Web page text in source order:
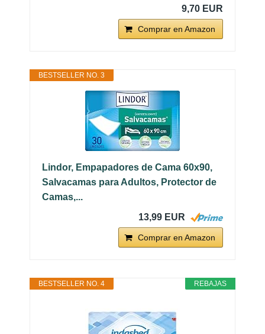
9,70 EUR
Comprar en Amazon
BESTSELLER NO. 3
Lindor, Empapadores de Cama 60x90,
Salvacamas para Adultos, Protector de
Camas,...
13,99 EUR
Comprar en Amazon
REBAJAS
BESTSELLER NO. 4